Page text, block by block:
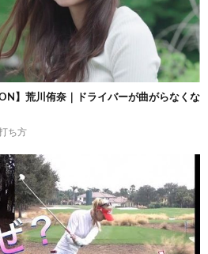
】荒川侑奈｜ドライバーが曲がらなくな
ち方